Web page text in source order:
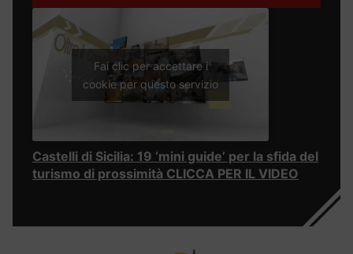
Fai clic per accettare i
cookie per questo servizio
Castelli di Sicilia: 19 ‘mini guide’ per la sfida del
turismo di prossimità CLICCA PER IL VIDEO